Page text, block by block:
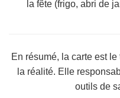
la fête (frigo, abri de
En résumé, la carte est le
la réalité. Elle
outils de